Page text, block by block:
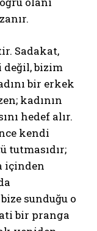
Sadakat,
değil, bizim
bir erkek
kadının
hedef alır.
kendi
tutmasıdır;
içinden
sunduğu o
bir pranga